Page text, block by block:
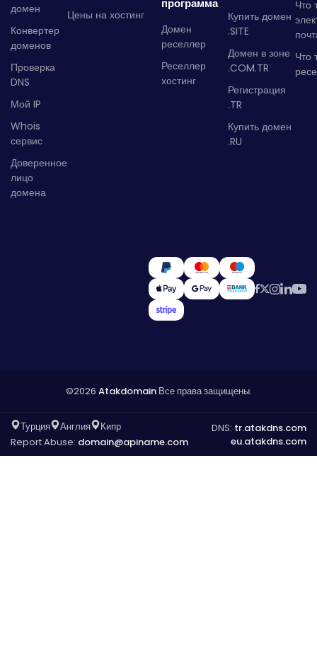
домен
Конвертер
доменов
Проверка
DNS
Мой IP
Whois
сервис
Доверенное
лицо
домена
Цены на хостинг
программа
Домен
реселлер
Реселлер
хостинг
Купить домен
.SITE
Домен в зоне
.COM.TR
Регистрация
.TR
Купить домен
.RU
Что
Что
©2026 AtakdomainВсе права защищены.
Турция Англия
Кипр
Report Abuse: domain@apiname.com
DNS: tr.atakdns.com
eu.atakdns.com